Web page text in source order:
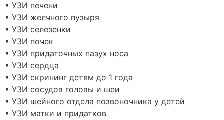
• УЗИ печени
• УЗИ желчного пузыря
• УЗИ селезенки
• УЗИ почек
• УЗИ придаточных пазух носа
• УЗИ сердца
• УЗИ скрининг детям до 1 года
• УЗИ сосудов головы и шеи
• УЗИ шейного отдела позвоночника у детей
• УЗИ матки и придатков